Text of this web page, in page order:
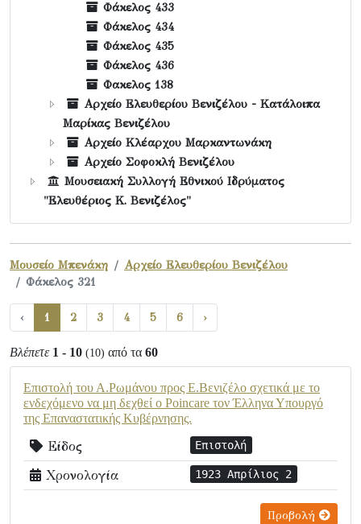
Φάκελος 433
Φάκελος 434
Φάκελος 435
Φάκελος 436
Φακελος 138
Αρχείο Ελευθερίου Βενιζέλου - Κατάλοιπα
Μαρίκας Βενιζέλου
Αρχείο Κλέαρχου Μαρκαντωνάκη
Αρχείο Σοφοκλή Βενιζέλου
Μουσειακή Συλλογή Εθνικού Ιδρύματος
"Ελευθέριος Κ. Βενιζέλος"
Μουσείο Μπενάκη
Αρχείο Ελευθερίου Βενιζέλου
Φάκελος 321
‹ 1 2 3 4 5 6 ›
Βλέπετε 1 - 10 (10) από τα 60
Επιστολή του Α.Ρωμάνου προς Ε.Βενιζέλο σχετικά με το
ενδεχόμενο να μη δεχθεί ο Poincare τον Έλληνα Υπουργό
της Επαναστατικής Κυβέρνησης.
Είδος Επιστολή
Χρονολογία 1923 Απρίλιος 2
Προβολή